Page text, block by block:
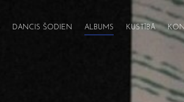
DANCIS ŠODIEN ALBUMS KUSTĪBĀ